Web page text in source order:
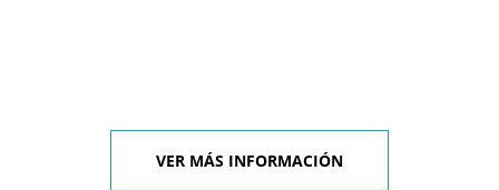
VER MÁS INFORMACIÓN